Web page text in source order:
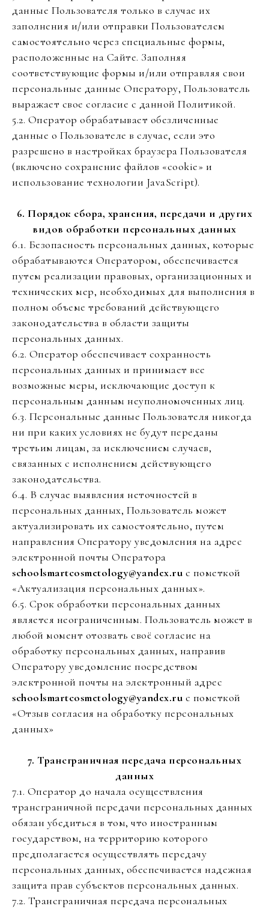
данные Пользователя только в случае их
заполнения и/или отправки Пользователем
самостоятельно через специальные формы,
расположенные на Сайте. Заполняя
соответствующие формы и/или отправляя свои
персональные данные Оператору, Пользователь
выражает свое согласие с данной Политикой.
5.2. Оператор обрабатывает обезличенные
данные о Пользователе в случае, если это
разрешено в настройках браузера Пользователя
(включено сохранение файлов «cookie» и
использование технологии JavaScript).
6. Порядок сбора, хранения, передачи и других
видов обработки персональных данных
6.1. Безопасность персональных данных, которые
обрабатываются Оператором, обеспечивается
путем реализации правовых, организационных и
технических мер, необходимых для выполнения в
полном объеме требований действующего
законодательства в области защиты
персональных данных.
6.2. Оператор обеспечивает сохранность
персональных данных и принимает все
возможные меры, исключающие доступ к
персональным данным неуполномоченных лиц.
6.3. Персональные данные Пользователя никогда
ни при каких условиях не будут переданы
третьим лицам, за исключением случаев,
связанных с исполнением действующего
законодательства.
6.4. В случае выявления неточностей в
персональных данных, Пользователь может
актуализировать их самостоятельно, путем
направления Оператору уведомления на адрес
электронной почты Оператора
schoolsmartcosmetology@yandex.ru с пометкой
«Актуализация персональных данных».
6.5. Срок обработки персональных данных
является неограниченным. Пользователь может в
любой момент отозвать своё согласие на
обработку персональных данных, направив
Оператору уведомление посредством
электронной почты на электронный адрес
schoolsmartcosmetology@yandex.ru с пометкой
«Отзыв согласия на обработку персональных
данных»
7. Трансграничная передача персональных
данных
7.1. Оператор до начала осуществления
трансграничной передачи персональных данных
обязан убедиться в том, что иностранным
государством, на территорию которого
предполагается осуществлять передачу
персональных данных, обеспечивается надежная
защита прав субъектов персональных данных.
7.2. Трансграничная передача персональных